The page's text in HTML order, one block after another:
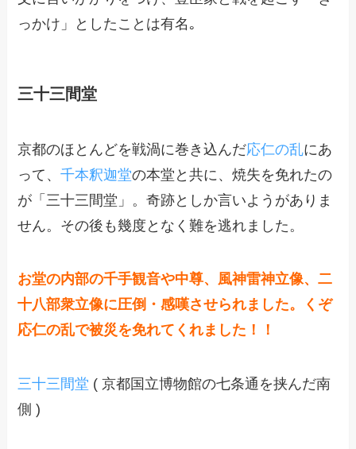
っかけ」としたことは有名｡
三十三間堂
京都のほとんどを戦渦に巻き込んだ応仁の乱にあ
って、千本釈迦堂の本堂と共に、焼失を免れたの
が「三十三間堂」。奇跡としか言いようがありま
せん。その後も幾度となく難を逃れました。
お堂の内部の千手観音や中尊、風神雷神立像、二
十八部衆立像に圧倒・感嘆させられました。くぞ
応仁の乱で被災を免れてくれました！！
三十三間堂 ( 京都国立博物館の七条通を挟んだ南
側 )